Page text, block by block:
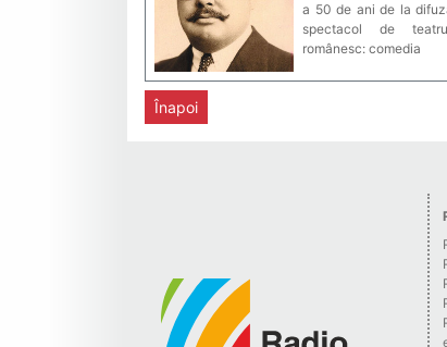
a 50 de ani de la
spectacol de
românesc: comedia
Înapoi